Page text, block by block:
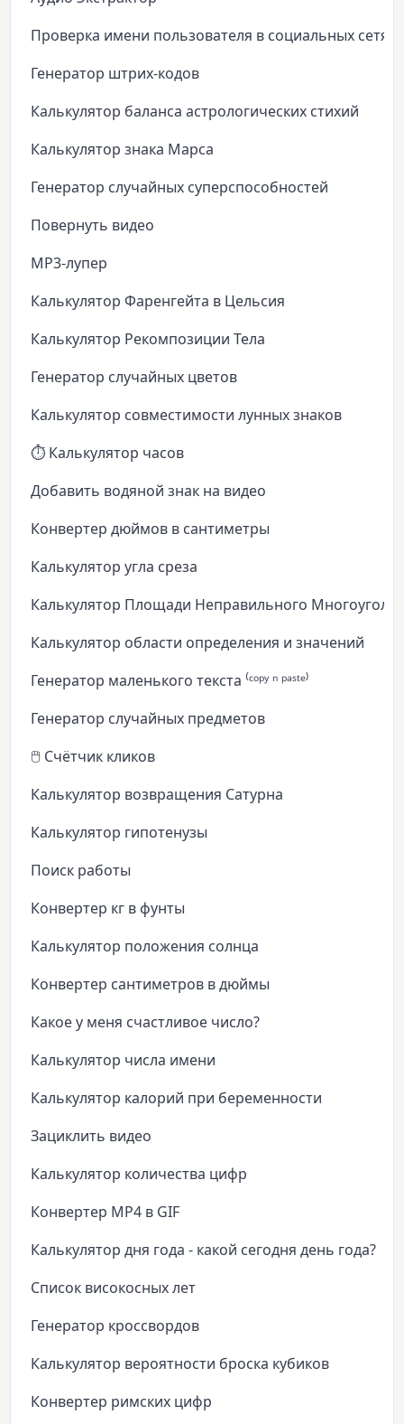
Проверка имени пользователя в социальных сетях
Генератор штрих-кодов
Калькулятор баланса астрологических стихий
Калькулятор знака Марса
Генератор случайных суперспособностей
Повернуть видео
MP3-лупер
Калькулятор Фаренгейта в Цельсия
Калькулятор Рекомпозиции Тела
Генератор случайных цветов
Калькулятор совместимости лунных знаков
⏱️ Калькулятор часов
Добавить водяной знак на видео
Конвертер дюймов в сантиметры
Калькулятор угла среза
Калькулятор Площади Неправильного
Калькулятор области определения и значений
Генератор маленького текста ⁽ᶜᵒᵖʸ ⁿ ᵖᵃˢᵗᵉ⁾
Генератор случайных предметов
🖱️ Счётчик кликов
Калькулятор возвращения Сатурна
Калькулятор гипотенузы
Поиск работы
Конвертер кг в фунты
Калькулятор положения солнца
Конвертер сантиметров в дюймы
Какое у меня счастливое число?
Калькулятор числа имени
Калькулятор калорий при беременности
Зациклить видео
Калькулятор количества цифр
Конвертер MP4 в GIF
Калькулятор дня года - какой сегодня день года?
Список високосных лет
Генератор кроссвордов
Калькулятор вероятности броска кубиков
Конвертер римских цифр